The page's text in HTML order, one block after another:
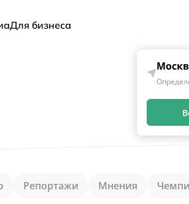
Для бизнеса
Репортажи Мнения